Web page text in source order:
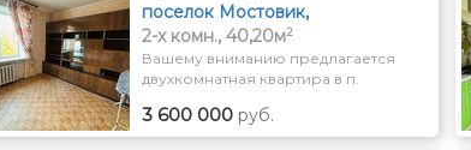
поселок Мостовик,
Первомайская, дом 16
2-x комн., 40,20м2
Вашему вниманию предлагается
двухкомнатная квартира в п.
Сергиев Посад. В шаговой
доступности вся инфраструктура.
3 600 000 руб.